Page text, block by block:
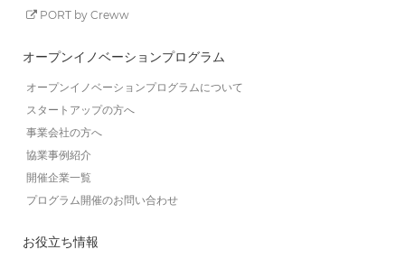
PORT by Creww
オープンイノベーションプログラム
オープンイノベーションプログラムについて
スタートアップの方へ
事業会社の方へ
協業事例紹介
開催企業一覧
プログラム開催のお問い合わせ
お役立ち情報